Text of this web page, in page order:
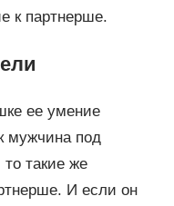
к партнерше.
ее умение
мужчина под
такие же
И если он